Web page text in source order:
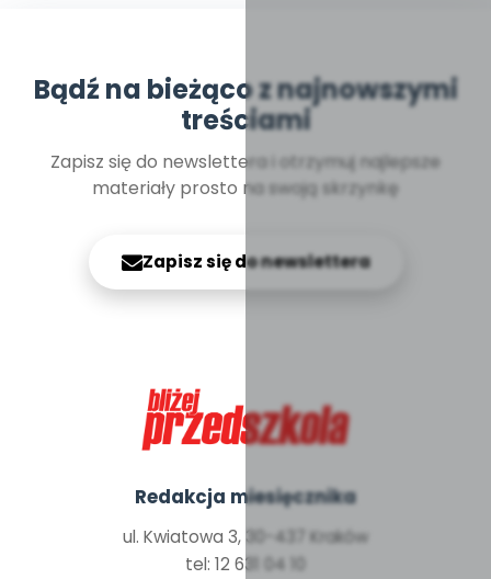
Bądź na bieżąco z najnowszymi
treściami
Zapisz się do newslettera i otrzymuj najlepsze
materiały prosto na swoją skrzynkę
Zapisz się do newslettera
Redakcja miesięcznika
ul. Kwiatowa 3, 30-437 Kraków
tel: 12 631 04 10